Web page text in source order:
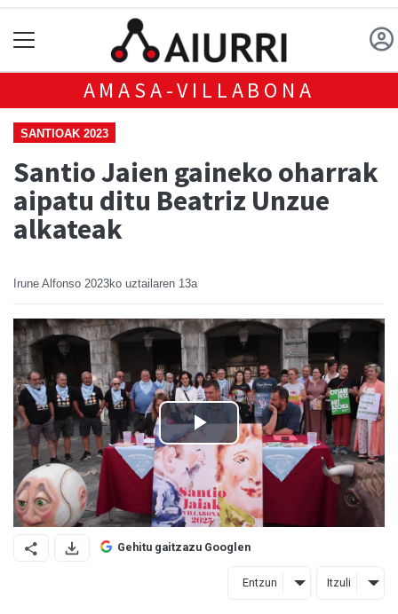
AMASA-VILLABONA
SANTIOAK 2023
Santio Jaien gaineko oharrak
aipatu ditu Beatriz Unzue
alkateak
Irune Alfonso 2023ko uztailaren 13a
Gehitu gaitzazu Googlen
Entzun Itzuli